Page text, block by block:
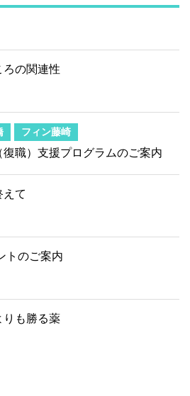
ろの関連性
フィン藤崎
復職）支援プログラムのご案内
えて
トのご案内
りも勝る薬